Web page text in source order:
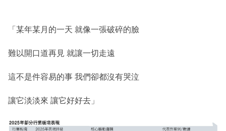
「某年某月的一天 就像一張破碎的臉
難以開口道再見 就讓一切走遠
這不是件容易的事 我們卻都沒有哭泣
讓它淡淡來 讓它好好去」